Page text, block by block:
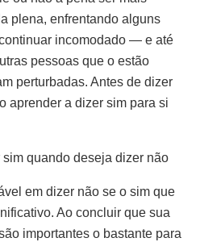
plena, enfrentando alguns
incomodado — e até
pessoas que o estão
perturbadas. Antes de dizer
aprender a dizer sim para si
quando deseja dizer não
em dizer não se o sim que
Ao concluir que sua
importantes o bastante para